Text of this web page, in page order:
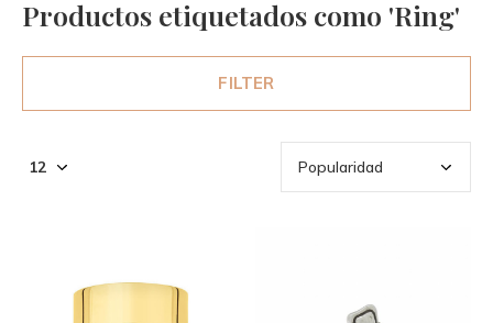
Productos etiquetados como 'Ring'
FILTER